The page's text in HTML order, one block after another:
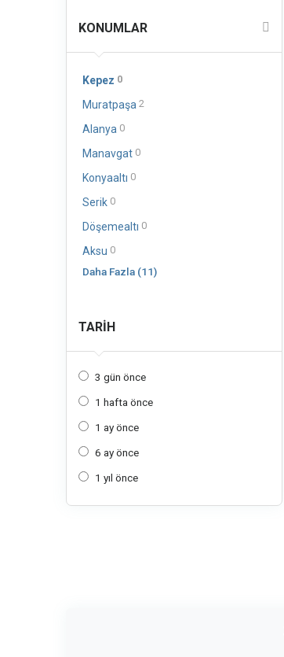
KONUMLAR
Kepez 0
Muratpaşa 2
Alanya 0
Manavgat 0
Konyaaltı 0
Serik 0
Döşemealtı 0
Aksu 0
Daha Fazla (11)
TARIH
3 gün önce
1 hafta önce
1 ay önce
6 ay önce
1 yıl önce